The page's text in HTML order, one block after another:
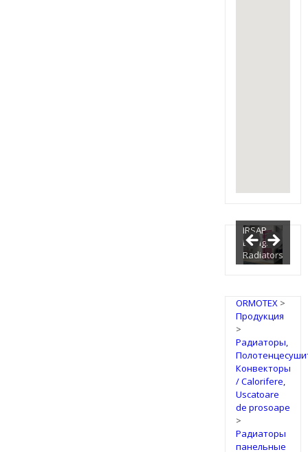
IRSAP
Design
Radiators
ORMOTEX>
Продукция
>
Радиаторы,
Конвекторы
/ Calorifere,
Uscatoare
de prosoape
>
Радиаторы
панельные